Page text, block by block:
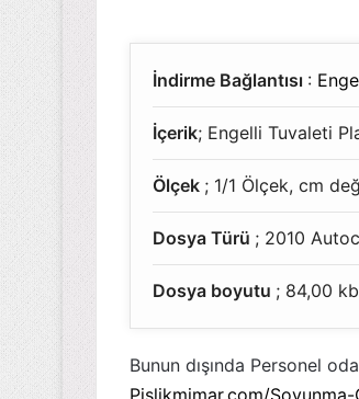
İndirme Bağlantısı :
İçerik; Engelli Tuvaleti
Ölçek ; 1/1 Ölçek, cm
Dosya Türü ; 2010
Dosya boyutu ; 84,00 kb
Bunun dışında Personel
Pislikmimar.com/